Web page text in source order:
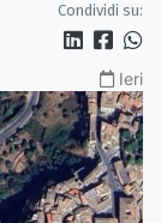
Condividi su:
Ieri